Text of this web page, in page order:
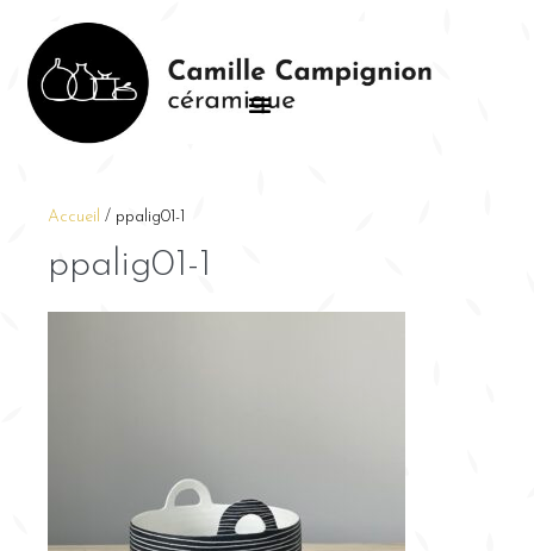
Accueil / ppalig01-1
ppalig01-1